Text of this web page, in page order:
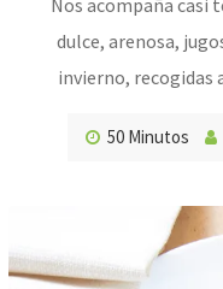
Nos acompaña casi
dulce, arenosa,
invierno, recogidas
50 Minutos